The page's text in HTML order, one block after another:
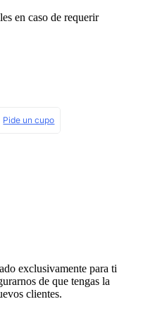
en caso de requerir
exclusivamente para ti
de que tengas la
clientes.